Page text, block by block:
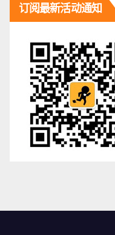
订阅最新活动通知